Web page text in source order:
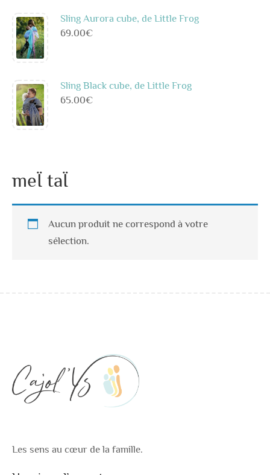
Sling Aurora cube, de Little Frog
69.00€
Sling Black cube, de Little Frog
65.00€
meÏ taÏ
Aucun produit ne correspond à votre
sélection.
Les sens au cœur de la famille.